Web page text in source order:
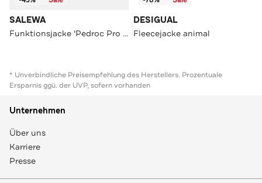
SALEWA
Funktionsjacke 'Pedroc Pro Alpha' schwarz
DESIGUAL
Fleecejacke animal
* Unverbindliche Preisempfehlung des Herstellers. Prozentuale
Ersparnis ggü. der UVP, sofern vorhanden
Unternehmen
Über uns
Karriere
Presse